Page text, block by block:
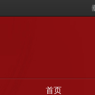
首页